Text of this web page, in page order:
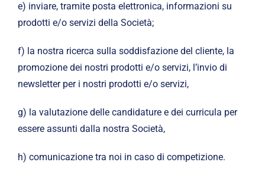
e) inviare, tramite posta elettronica, informazioni su
prodotti e/o servizi della Società;
f) la nostra ricerca sulla soddisfazione del cliente, la
promozione dei nostri prodotti e/o servizi, l’invio di
newsletter per i nostri prodotti e/o servizi,
g) la valutazione delle candidature e dei curricula per
essere assunti dalla nostra Società,
h) comunicazione tra noi in caso di competizione.